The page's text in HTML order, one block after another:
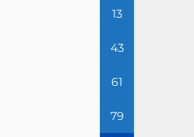
13
43
61
79